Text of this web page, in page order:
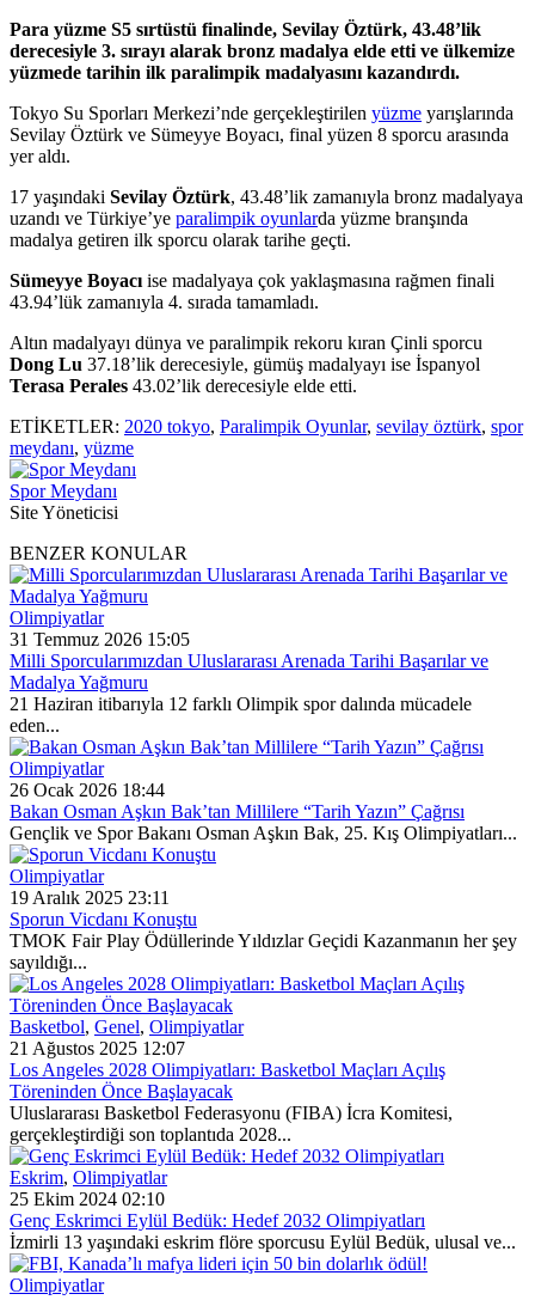
Para yüzme S5 sırtüstü finalinde, Sevilay Öztürk, 43.48’lik
derecesiyle 3. sırayı alarak bronz madalya elde etti ve ülkemize
yüzmede tarihin ilk paralimpik madalyasını kazandırdı.
Tokyo Su Sporları Merkezi’nde gerçekleştirilen yüzme yarışlarında
Sevilay Öztürk ve Sümeyye Boyacı, final yüzen 8 sporcu arasında
yer aldı.
17 yaşındaki Sevilay Öztürk, 43.48’lik zamanıyla bronz madalyaya
uzandı ve Türkiye’ye paralimpik oyunlarda yüzme branşında
madalya getiren ilk sporcu olarak tarihe geçti.
Sümeyye Boyacı ise madalyaya çok yaklaşmasına rağmen finali
43.94’lük zamanıyla 4. sırada tamamladı.
Altın madalyayı dünya ve paralimpik rekoru kıran Çinli sporcu
Dong Lu 37.18’lik derecesiyle, gümüş madalyayı ise İspanyol
Terasa Perales 43.02’lik derecesiyle elde etti.
ETİKETLER: 2020 tokyo, Paralimpik Oyunlar, sevilay öztürk, spor
meydanı, yüzme
Spor Meydanı
Site Yöneticisi
BENZER KONULAR
Olimpiyatlar
31 Temmuz 2026 15:05
Milli Sporcularımızdan Uluslararası Arenada Tarihi Başarılar ve
Madalya Yağmuru
21 Haziran itibarıyla 12 farklı Olimpik spor dalında mücadele
eden...
Olimpiyatlar
26 Ocak 2026 18:44
Bakan Osman Aşkın Bak’tan Millilere “Tarih Yazın” Çağrısı
Gençlik ve Spor Bakanı Osman Aşkın Bak, 25. Kış Olimpiyatları...
Olimpiyatlar
19 Aralık 2025 23:11
Sporun Vicdanı Konuştu
TMOK Fair Play Ödüllerinde Yıldızlar Geçidi Kazanmanın her şey
sayıldığı...
Basketbol, Genel, Olimpiyatlar
21 Ağustos 2025 12:07
Los Angeles 2028 Olimpiyatları: Basketbol Maçları Açılış
Töreninden Önce Başlayacak
Uluslararası Basketbol Federasyonu (FIBA) İcra Komitesi,
gerçekleştirdiği son toplantıda 2028...
Eskrim, Olimpiyatlar
25 Ekim 2024 02:10
Genç Eskrimci Eylül Bedük: Hedef 2032 Olimpiyatları
İzmirli 13 yaşındaki eskrim flöre sporcusu Eylül Bedük, ulusal ve...
Olimpiyatlar